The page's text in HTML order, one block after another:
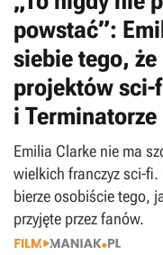
powstać”:
siebie tego,
projektów sci-
i Terminatorze
Emilia Clarke nie ma
wielkich franczyz sci-fi.
bierze osobiście tego,
przyjęte przez fanów.